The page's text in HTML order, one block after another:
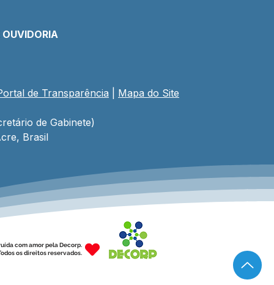
de Transparência Mapa do Site
de Gabinete)
Brasil
com amor pela Decorp.
os direitos reservados.